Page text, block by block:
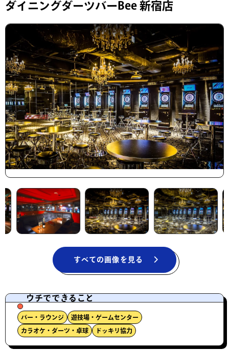
ダイニングダーツバーBee 新宿店
すべての画像を見る
ウチでできること
バー・ラウンジ 遊技場・ゲームセンター
カラオケ・ダーツ・卓球 ドッキリ協力